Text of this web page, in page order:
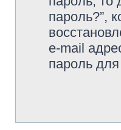
пароль?”,
e-mail
пароль